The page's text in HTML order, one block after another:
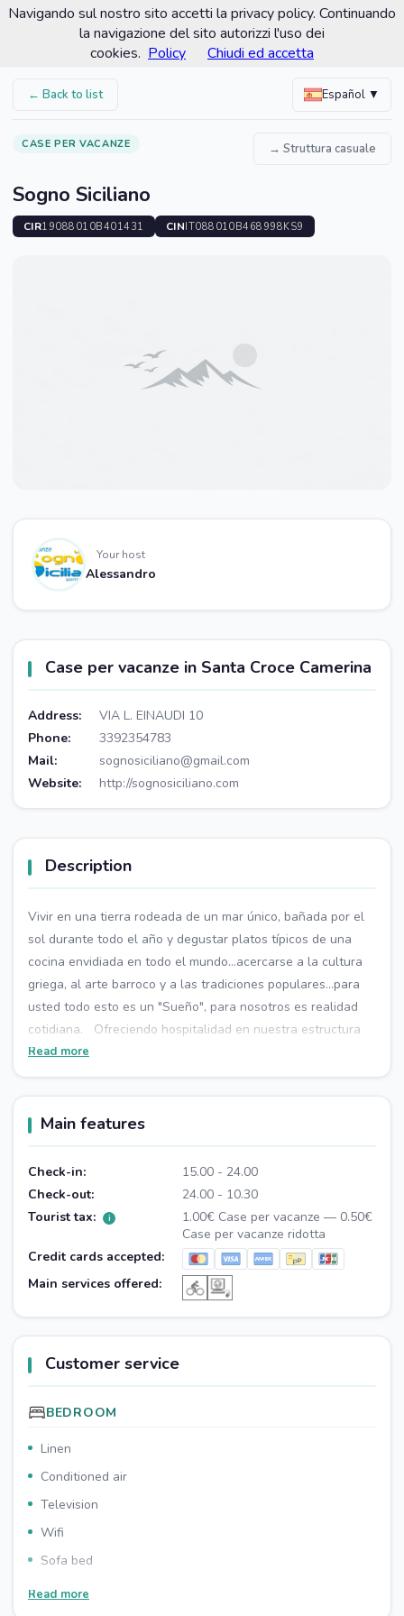
Comune di Santa Croce Camerina
Portale turistico ufficiale
← Back to list Español ▼
CASE PER VACANZE → Struttura casuale
Sogno Siciliano
CIR19088010B401431 CINIT088010B468998KS9
Case per vacanze in Santa Croce Camerina
Address:
VIA L. EINAUDI 10
Phone:
3392354783
Mail:
sognosiciliano@gmail.com
Website:
http://sognosiciliano.com
Your host
Alessandro
Description
Vivir en una tierra rodeada de un mar único, bañada por el
sol durante todo el año y degustar platos típicos de una
cocina envidiada en todo el mundo...acercarse a la cultura
griega, al arte barroco y a las tradiciones populares...para
usted todo esto es un "Sueño", para nosotros es realidad
cotidiana. Ofreciendo hospitalidad en nuestra estructura
cuidadosamente amueblada, situada a lo largo de la costa
de Ragusa a menos de 100 metros de la playa de Punta
Secca (Marinella) famosa por la serie de televisión del
Comisario Montalbano, satisfaciendo todas sus necesidades
Sueño Siciliano "se haga realidad.
Read more
Main features
Check-in:
15.00 - 24.00
Check-out:
24.00 - 10.30
Tourist tax:
i
1.00€ Case per vacanze — 0.50€
Case per vacanze ridotta
Credit cards accepted:
Main services offered:
Customer service
BEDROOM
Linen
Conditioned air
Television
Wifi
Sofa bed
Wardrobe
Read more
Navigando sul nostro sito accetti la privacy policy. Continuando
la navigazione del sito autorizzi l'uso dei
cookies. Policy Chiudi ed accetta